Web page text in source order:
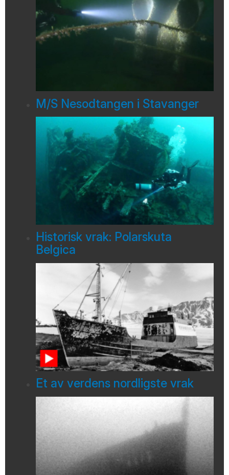
M/S Nesodtangen i Stavanger
Historisk vrak: Polarskuta
Belgica
Et av verdens nordligste vrak